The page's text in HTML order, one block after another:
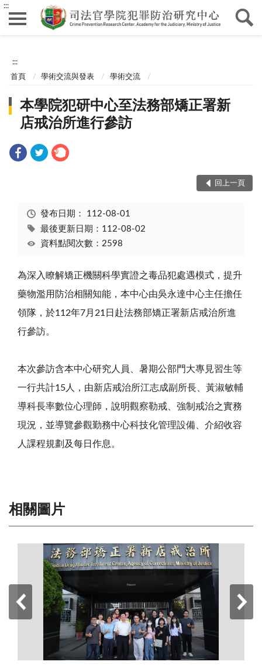
:::
:::
首頁 學術交流與發表 學術交流
本學院犯研中心至法務部矯正署新
店戒治所進行參訪
回上一頁
發布日期： 112-08-01
最後更新日期：112-08-02
資料點閱次數：2598
為深入瞭解矯正機關科學實證之毒品犯處遇模式，提升
藥物濫用防治相關知能，本中心由吳永達中心主任擔任
領隊，於112年7月21日赴法務部矯正署新店戒治所進
行參訪。
本次參訪含本中心研究人員、暑期公部門大專見習生等
一行共計15人，由新店戒治所江志成副所長、黃淑敏輔
導科長率數位心理師，說明觀察勒戒、強制戒治之實務
現況，並導覽參觀勤務中心科技化管理設備、介紹收容
人課程規劃及每日作息。
相關圖片